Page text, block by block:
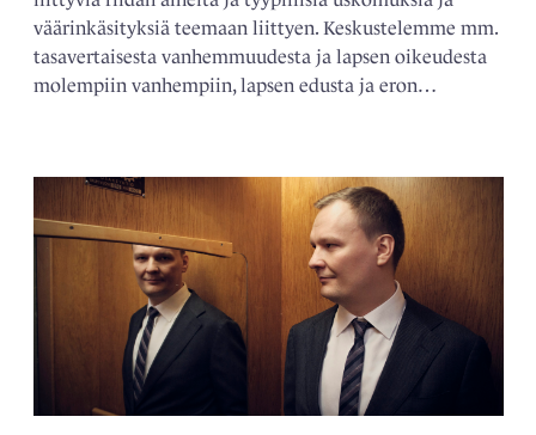
väärinkäsityksiä teemaan liittyen. Keskustelemme mm.
tasavertaisesta vanhemmuudesta ja lapsen oikeudesta
molempiin vanhempiin, lapsen edusta ja eron…